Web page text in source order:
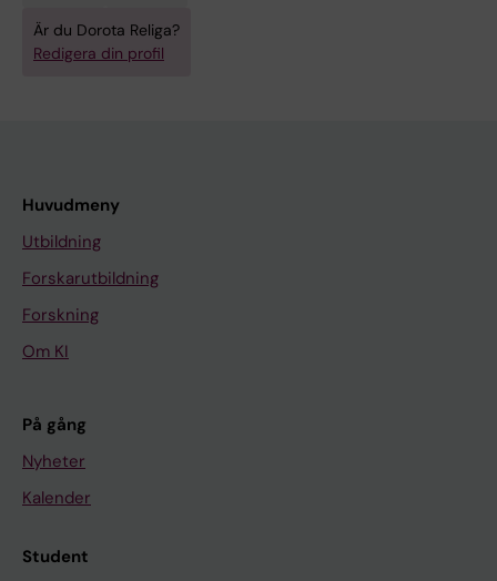
Är du Dorota Religa?
Redigera din profil
Huvudmeny
Utbildning
Forskarutbildning
Forskning
Om KI
På gång
Nyheter
Kalender
Student